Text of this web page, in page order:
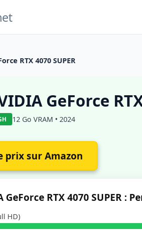
RTX 4070 SUPER
GeForce
12 Go VRAM • 2024
prix sur Amazon
GeForce RTX 4070 SUPER :
HD)